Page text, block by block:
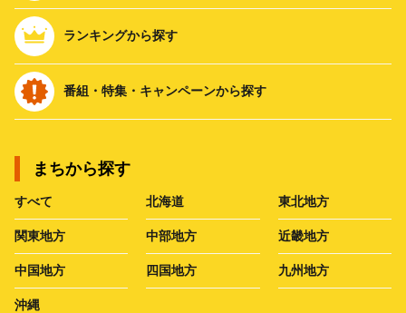
ランキングから探す
番組・特集・キャンペーンから探す
まちから探す
すべて 北海道 東北地方
関東地方 中部地方 近畿地方
中国地方 四国地方 九州地方
沖縄